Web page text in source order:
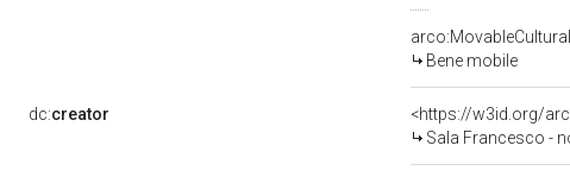
Bene mobile
dc:creator
<https://w3id.org/
Sala Francesco -